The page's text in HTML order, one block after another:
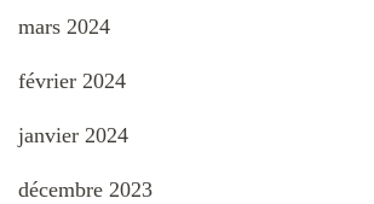
mars 2024
février 2024
janvier 2024
décembre 2023